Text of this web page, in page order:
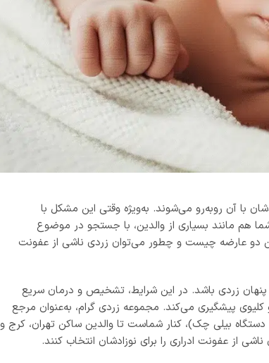
با آن روبه‌رو می‌شوند. به‌ویژه وقتی این مشکل با
هم مانند بسیاری از والدین، با جستجو در موضوع
دو عارضه چیست و چطور می‌توان زردی ناشی از عفونت
پنهان زردی باشد. در این شرایط، تشخیص و درمان سریع
کلیوی پیشگیری می‌کند. مجموعه زردی گرام، به‌عنوان مرجع
دستگاه بیلی چک)، کنار شماست تا والدین ساکن تهران، کرج و
از عفونت ادراری را برای نوزادشان انتخاب کنند.